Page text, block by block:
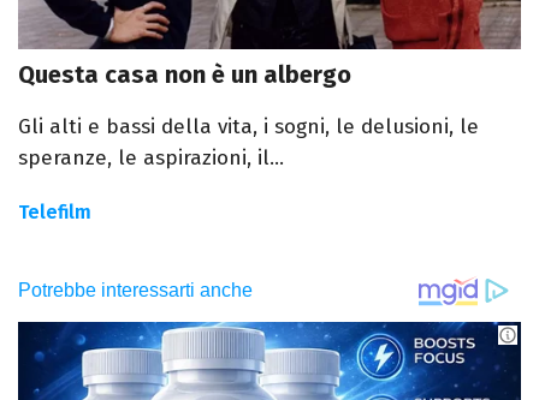
Questa casa non è un albergo
Gli alti e bassi della vita, i sogni, le delusioni, le
speranze, le aspirazioni, il...
Telefilm